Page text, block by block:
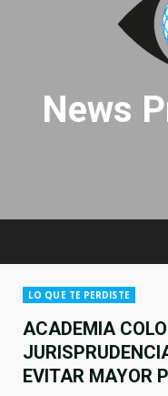
News
LO QUE TE PERDISTE
ACADEMIA
EVITAR MAYOR